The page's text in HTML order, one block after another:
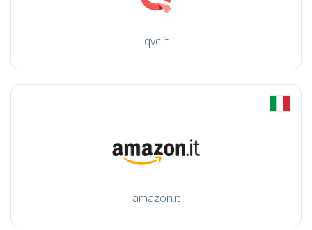
qvc.it
amazon.it